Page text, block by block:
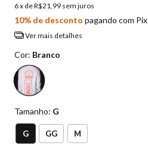
6x deR$21,99 sem juros
10% de desconto pagando com Pix
Ver mais detalhes
Cor: Branco
Tamanho: G
G GG M